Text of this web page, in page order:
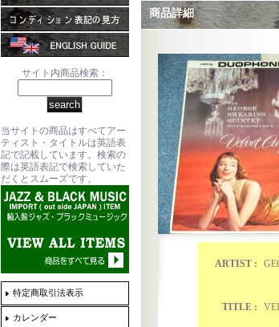
サイト内商品検索：
当サイトの商品はすべてアー
ティスト・タイトルは英語表
記で記載しています。検索の
際は英語表記で検索していた
だくとスムーズです。
特定商取引法表示
カレンダー
商品詳細
ARTIST :
TITLE :